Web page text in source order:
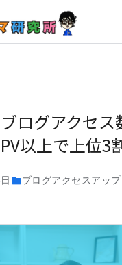
ログアクセス
以上で上位3
folderブログアクセスアップ